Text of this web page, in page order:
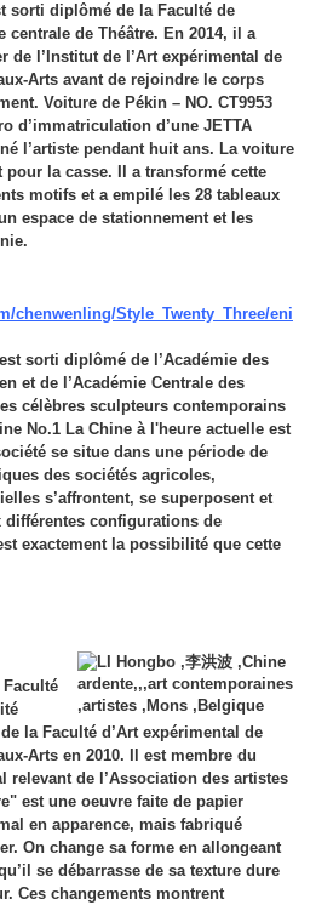
sorti diplômé de la Faculté de
centrale de Théâtre. En 2014, il a
de l’Institut de l’Art expérimental de
Arts avant de rejoindre le corps
Voiture de Pékin – NO. CT9953
d’immatriculation d’une JETTA
l’artiste pendant huit ans. La voiture
pour la casse. Il a transformé cette
motifs et a empilé les 28 tableaux
espace de stationnement et les
chenwenling/Style_Twenty_Three/eni
sorti diplômé de l’Académie des
et de l’Académie Centrale des
célèbres sculpteurs contemporains
No.1 La Chine à l'heure actuelle est
se situe dans une période de
des sociétés agricoles,
s’affrontent, se superposent et
configurations de
exactement la possibilité que cette
la Faculté d’Art expérimental de
Arts en 2010. Il est membre du
relevant de l’Association des artistes
est une oeuvre faite de papier
en apparence, mais fabriqué
On change sa forme en allongeant
se débarrasse de sa texture dure
Ces changements montrent